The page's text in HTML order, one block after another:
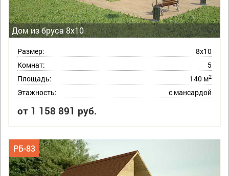
Дом из бруса 8х10
Размер:
8х10
Комнат:
5
Площадь:
140 м2
Этажность: с мансардой
от 1 158 891 руб.
РБ-83